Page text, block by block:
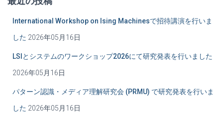
International Workshop on Ising Machinesで招待講演を行いま
した 2026年05月16日
LSIとシステムのワークショップ2026にて研究発表を行いました
2026年05月16日
パターン認識・メディア理解研究会 (PRMU) で研究発表を行いま
した 2026年05月16日